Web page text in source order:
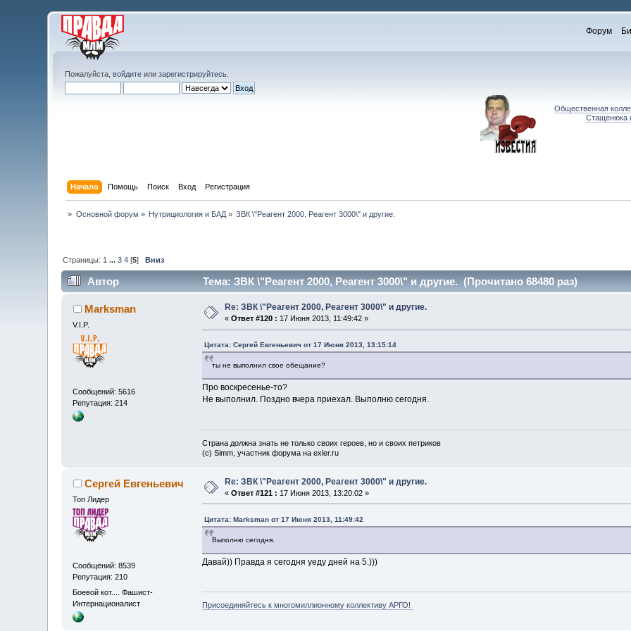
Форум
Пожалуйста,войдите илизарегистрируйтесь
Общественная
Стащенюка
Начало Помощь Поиск Вход Регистрация
» Основной форум » Нутрициология и БАД » ЗВК \"Реагент 2000, Реагент 3000\" и другие.
Страницы: 1 ...3 4 [5]Вниз
Автор Тема: ЗВК \"Реагент 2000, Реагент 3000\" и другие. (Прочитано 68480 раз)
Marksman
V.I.P.
Сообщений: 5616
Репутация: 214
Re: ЗВК \"Реагент 2000, Реагент 3000\" и другие.
«Ответ #120 : 17 Июня 2013, 11:49:42 »
Цитата: Сергей Евгеньевич от 17 Июня 2013, 13:15:14
ты не выполнил свое обещание?
Про воскресенье-то?
Не выполнил. Поздно вчера приехал. Выполню сегодня.
Страна должна знать не только своих героев, но и своих петриков
(c) Simm, участник форума на exler.ru
Сергей Евгеньевич
Топ Лидер
Сообщений: 8539
Репутация: 210
Боевой кот.... Фашист-
Интернационалист
Re: ЗВК \"Реагент 2000, Реагент 3000\" и другие.
«Ответ #121 : 17 Июня 2013, 13:20:02 »
Цитата: Marksman от 17 Июня 2013, 11:49:42
Выполню сегодня.
Давай)) Правда я сегодня уеду дней на 5.)))
Присоединяйтесь к многомиллионному коллективу АРГО!